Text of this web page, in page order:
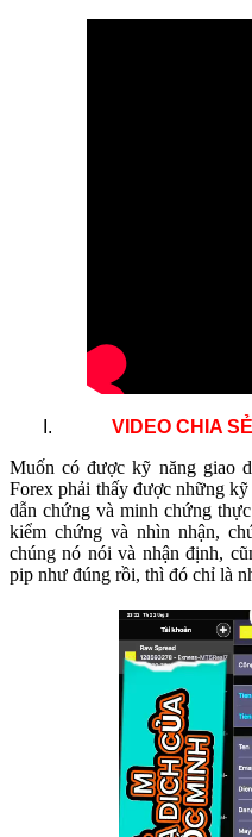
VIDEO CHIA
Muốn có được kỹ năng giao
Forex phải thấy được những
dẫn chứng và minh chứng
kiểm chứng và nhìn nhận,
chúng nó nói và nhận định,
pip như đúng rồi, thì đó chỉ là